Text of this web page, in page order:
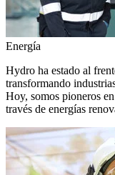
Energía
Hydro ha estado al
transformando
Hoy, somos pioneros
través de energías